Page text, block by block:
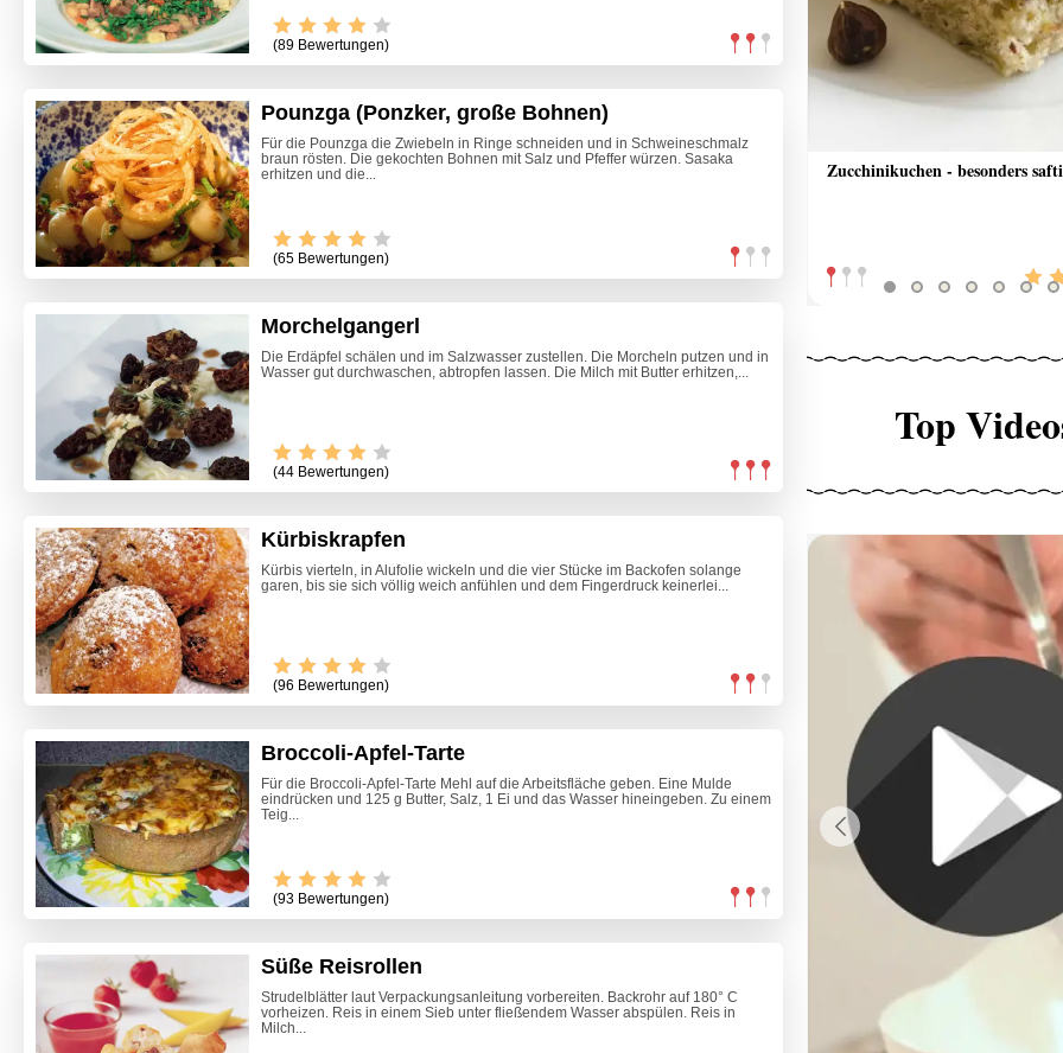
(89 Bewertungen)
Pounzga (Ponzker, große Bohnen)
Für die Pounzga die Zwiebeln in Ringe schneiden und in Schweineschmalz
braun rösten. Die gekochten Bohnen mit Salz und Pfeffer würzen. Sasaka
erhitzen und die...
(65 Bewertungen)
Morchelgangerl
Die Erdäpfel schälen und im Salzwasser zustellen. Die Morcheln putzen und in
Wasser gut durchwaschen, abtropfen lassen. Die Milch mit Butter erhitzen,...
(44 Bewertungen)
Kürbiskrapfen
Kürbis vierteln, in Alufolie wickeln und die vier Stücke im Backofen solange
garen, bis sie sich völlig weich anfühlen und dem Fingerdruck keinerlei...
(96 Bewertungen)
Broccoli-Apfel-Tarte
Für die Broccoli-Apfel-Tarte Mehl auf die Arbeitsfläche geben. Eine Mulde
eindrücken und 125 g Butter, Salz, 1 Ei und das Wasser hineingeben. Zu einem
Teig...
(93 Bewertungen)
Süße Reisrollen
Strudelblätter laut Verpackungsanleitung vorbereiten. Backrohr auf 180° C
vorheizen. Reis in einem Sieb unter fließendem Wasser abspülen. Reis in
Milch...
Zucchinikuchen - besonders
Steirische Pizza
Top
Previous